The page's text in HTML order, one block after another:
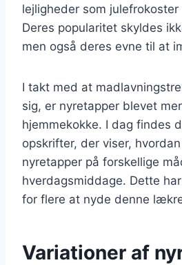
lejligheder som
Deres popularitet skyldes
men også deres evne til at
I takt med at
sig, er nyretapper blevet
hjemmekokke. I dag findes
opskrifter, der viser,
nyretapper på forskellige
hverdagsmiddage. Dette
for flere at nyde denne
Variationer af